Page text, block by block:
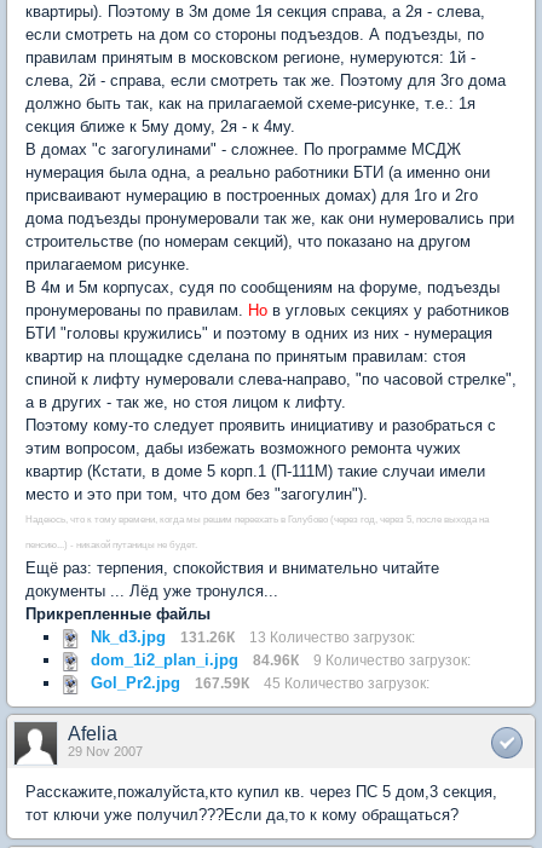
квартиры). Поэтому в 3м доме 1я секция справа, а 2я - слева,
если смотреть на дом со стороны подъездов. А подъезды, по
правилам принятым в московском регионе, нумеруются: 1й -
слева, 2й - справа, если смотреть так же. Поэтому для 3го дома
должно быть так, как на прилагаемой схеме-рисунке, т.е.: 1я
секция ближе к 5му дому, 2я - к 4му.
В домах "с загогулинами" - сложнее. По программе МСДЖ
нумерация была одна, а реально работники БТИ (а именно они
присваивают нумерацию в построенных домах) для 1го и 2го
дома подъезды пронумеровали так же, как они нумеровались при
строительстве (по номерам секций), что показано на другом
прилагаемом рисунке.
В 4м и 5м корпусах, судя по сообщениям на форуме, подъезды
пронумерованы по правилам. Но в угловых секциях у работников
БТИ "головы кружились" и поэтому в одних из них - нумерация
квартир на площадке сделана по принятым правилам: стоя
спиной к лифту нумеровали слева-направо, "по часовой стрелке",
а в других - так же, но стоя лицом к лифту.
Поэтому кому-то следует проявить инициативу и разобраться с
этим вопросом, дабы избежать возможного ремонта чужих
квартир (Кстати, в доме 5 корп.1 (П-111М) такие случаи имели
место и это при том, что дом без "загогулин").
Надеюсь, что к тому времени, когда мы решим переехать в Голубово (через год, через 5, после выхода на
пенсию...) - никакой путаницы не будет.
Ещё раз: терпения, спокойствия и внимательно читайте
документы ... Лёд уже тронулся...
Прикрепленные файлы
Nk_d3.jpg
131.26К 13 Количество загрузок:
dom_1i2_plan_i.jpg 84.96К 9 Количество загрузок:
Gol_Pr2.jpg 167.59К 45 Количество загрузок:
Afelia
29 Nov 2007
Расскажите,пожалуйста,кто купил кв. через ПС 5 дом,3 секция,
тот ключи уже получил???Если да,то к кому обращаться?